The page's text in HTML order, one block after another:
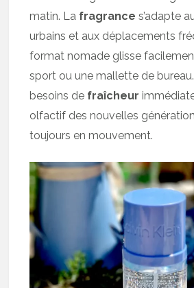
matin. La fragrance s’adapte
urbains et aux déplacements
format nomade glisse
sport ou une mallette de
besoins de fraîcheur
olfactif des nouvelles
toujours en mouvement.